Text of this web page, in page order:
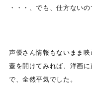
・・・、でも、仕方ない
声優さん情報もないまま映
蓋を開けてみれば、洋画
で、全然平気でした。